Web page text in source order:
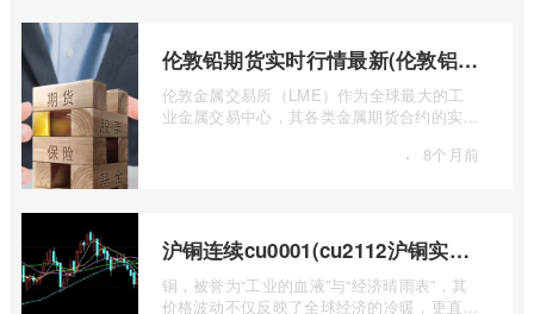
伦敦铅期货实时行情最新(伦敦铝锡期货实时行情)
伦敦金属交易所（LME）作为全球最大的工
业金属交易中心，其各类金属期货合约的实时
· 8个月前
沪铜连续cu0001(cu2112沪铜实时行情)
铜，被誉为“工业的血液”与“经济晴雨表”，其
价格波动不仅反映了全球经济的冷暖，更直接